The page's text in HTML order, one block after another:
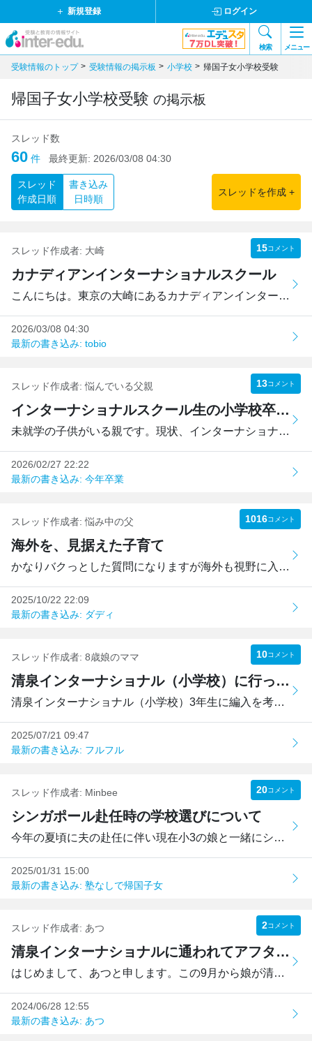
新規登録 ログイン
検索 メニュー
受験情報のトップ 受験情報の掲示板 小学校 帰国子女小学校受験
帰国子女小学校受験 の掲示板
スレッド数
60 件 最終更新: 2026/03/08 04:30
スレッド
作成日順
書き込み
日時順
スレッドを作成 +
スレッド作成者: 大崎 15コメント
カナディアンインターナショナルスクール
こんにちは。東京の大崎にあるカナディアンインターナショナ...
2026/03/08 04:30
最新の書き込み: tobio
スレッド作成者:悩んでいる父親 13コメント
インターナショナルスクール生の小学校卒業資格について
未就学の子供がいる親です。現状、インターナショナルスクー...
2026/02/27 22:22
最新の書き込み: 今年卒業
スレッド作成者:悩み中の父 1016コメント
海外を、見据えた子育て
かなりバクっとした質問になりますが海外も視野に入れている...
2025/10/22 22:09
最新の書き込み: ダディ
スレッド作成者: 8歳娘のママ 10コメント
清泉インターナショナル（小学校）に行ってる方、行っていた方、教えてください。
清泉インターナショナル（小学校）3年生に編入を考えています...
2025/07/21 09:47
最新の書き込み: フルフル
スレッド作成者: Minbee 20コメント
シンガポール赴任時の学校選びについて
今年の夏頃に夫の赴任に伴い現在小3の娘と一緒にシンガポール...
2025/01/31 15:00
最新の書き込み: 塾なしで帰国子女
スレッド作成者: あつ 2コメント
清泉インターナショナルに通われてアフタースクールサービスを利用されていた方へ
はじめまして、あつと申します。この9月から娘が清泉インター...
2024/06/28 12:55
最新の書き込み: あつ